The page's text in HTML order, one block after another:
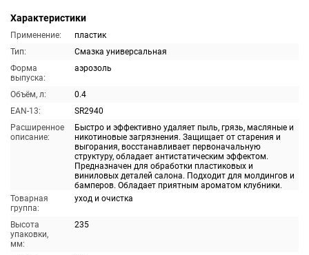
Характеристики
Применение:
пластик
Тип:
Смазка универсальная
Форма
выпуска:
аэрозоль
Объём, л:
0.4
EAN-13:
SR2940
Расширенное
описание:
Быстро и эффективно удаляет пыль, грязь, масляные и
никотиновые загрязнения. Защищает от старения и
выгорания, восстанавливает первоначальную
структуру, обладает антистатическим эффектом.
Предназначен для обработки пластиковых и
виниловых деталей салона. Подходит для молдингов и
бамперов. Обладает приятным ароматом клубники.
Товарная
группа:
уход и очистка
Высота
упаковки,
мм:
235